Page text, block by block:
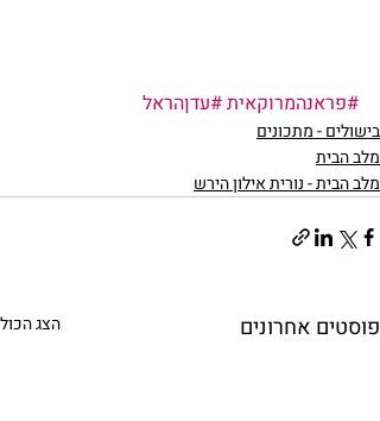
#פראנהמרוקאית#עדןהראל
בישולים - מתכונים
מלב הבית
מלב הבית - נורית אילון הירש
פוסטים אחרונים הצג הכול